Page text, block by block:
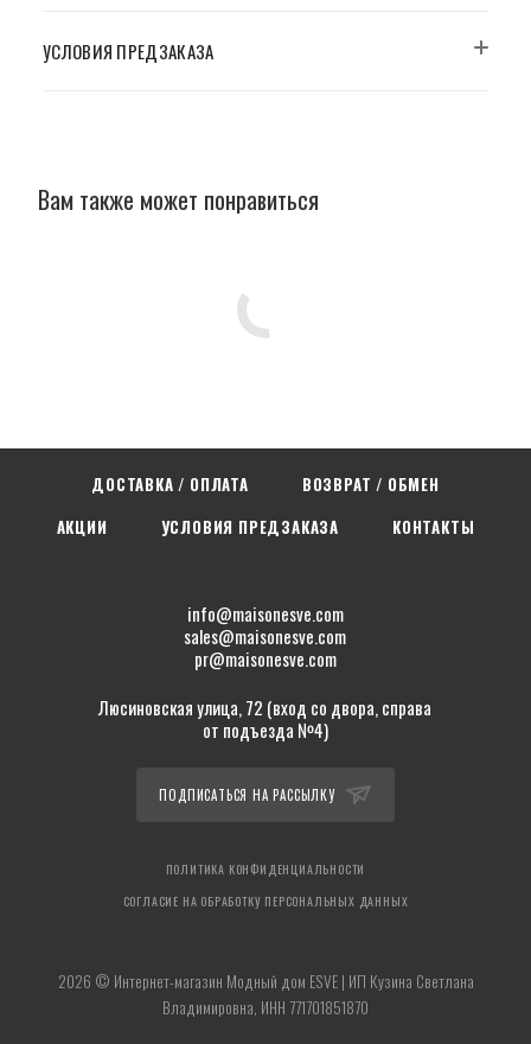
УСЛОВИЯ ПРЕДЗАКАЗА
Вам также может понравиться
ДОСТАВКА / ОПЛАТА
ВОЗВРАТ / ОБМЕН
АКЦИИ
УСЛОВИЯ ПРЕДЗАКАЗА КОНТАКТЫ
info@maisonesve.com
sales@maisonesve.com
pr@maisonesve.com
Люсиновская улица, 72 (вход со двора, справа
от подъезда №4)
ПОДПИСАТЬСЯ НА РАССЫЛКУ
ПОЛИТИКА КОНФИДЕНЦИАЛЬНОСТИ
СОГЛАСИЕ НА ОБРАБОТКУ ПЕРСОНАЛЬНЫХ ДАННЫХ
2026 © Интернет-магазин Модный дом ESVE | ИП Кузина Светлана
Владимировна, ИНН 771701851870